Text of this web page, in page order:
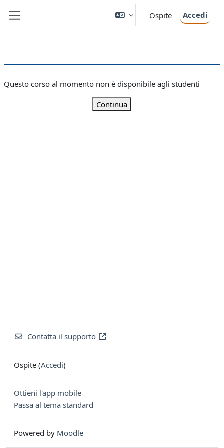
Ospite Accedi
Questo corso al momento non è disponibile agli studenti
Continua
Contatta il supporto
Ospite (Accedi)
Ottieni l'app mobile
Passa al tema standard
Powered by Moodle